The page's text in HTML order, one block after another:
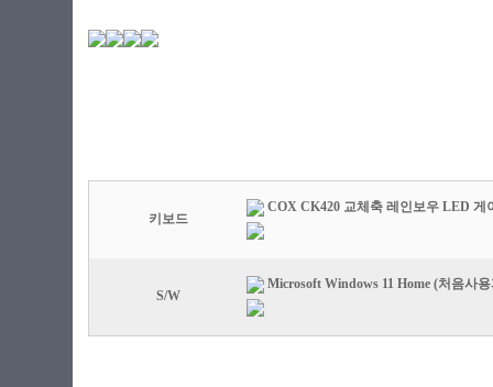
키보드
COX CK420 교체축 레인보우 LED 게
S/W
Microsoft Windows 11 Home (처음사